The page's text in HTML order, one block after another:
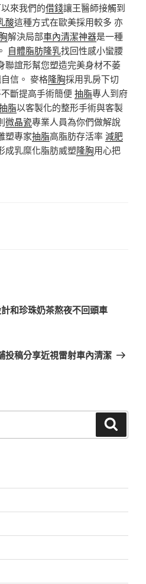
來我們的借錢讓王醫師接觸到
酸這種方式在歐美採用較多 亦
解決局部車內清潔神器是一種
自體脂肪隆乳找回性感小蠻腰
聯誼形幫您塑造完美身材不萎
信。 麥格隆胸採用乳房下切
斷提高手術簡便抽脂專人到府
脂以客製化的整形手術與客製
微晶瓷專業人員為你們做解說
塑專家抽脂高脂肪存活率減肥
成乳糜化脂肪威塑隆胸用心把
和珍珠奶茶熬夜不回頭車
投稿分享近視雷射車內清潔